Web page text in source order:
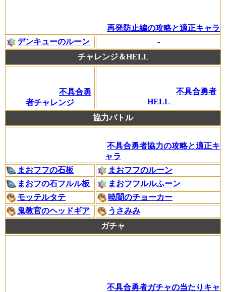
再発防止編の攻略と適正キャラ
デンキューのルーン
-
チャレンジ＆HELL
不具合勇
者チャレンジ
不具合勇者
HELL
協力バトル
不具合勇者協力の攻略と適正キ
ャラ
まおフフの石板
まおフフのルーン
まおフの石フルル板
まおフフルルふーン
モッテルタテ
暁闇のチョーカー
鬼教官のヘッドギア
うさみみ
ガチャ
不具合勇者ガチャの当たりキャ